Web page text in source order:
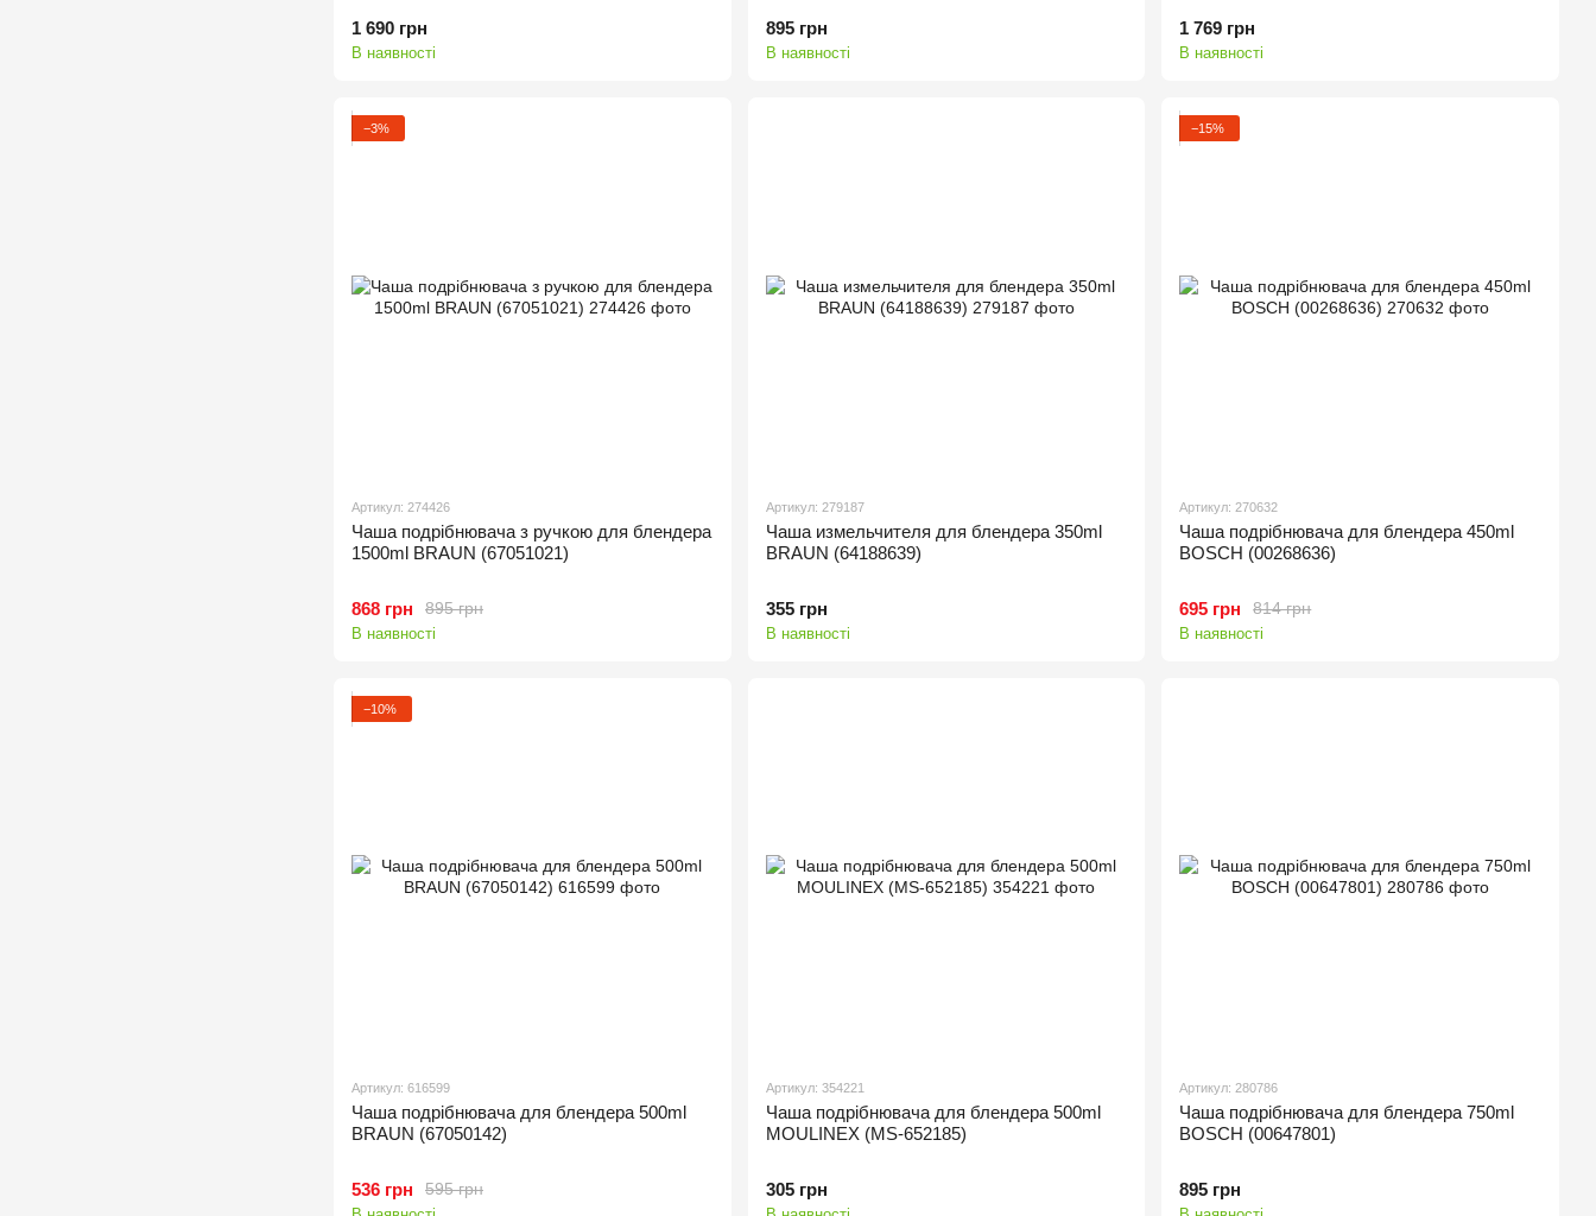
1 690 грн
В наявності
895 грн
В наявності
1 769 грн
В наявності
−3%
Артикул: 274426
Чаша подрібнювача з ручкою для блендера
1500ml BRAUN (67051021)
895 грн
868 грн
В наявності
Артикул: 279187
Чаша измельчителя для блендера 350ml
BRAUN (64188639)
355 грн
В наявності
−15%
Артикул: 270632
Чаша подрібнювача для блендера 450ml
BOSCH (00268636)
814 грн
695 грн
В наявності
−10%
Артикул: 616599
Чаша подрібнювача для блендера 500ml
BRAUN (67050142)
595 грн
536 грн
Артикул: 354221
Чаша подрібнювача для блендера 500ml
MOULINEX (MS-652185)
305 грн
Артикул: 280786
Чаша подрібнювача для блендера 750ml
BOSCH (00647801)
895 грн